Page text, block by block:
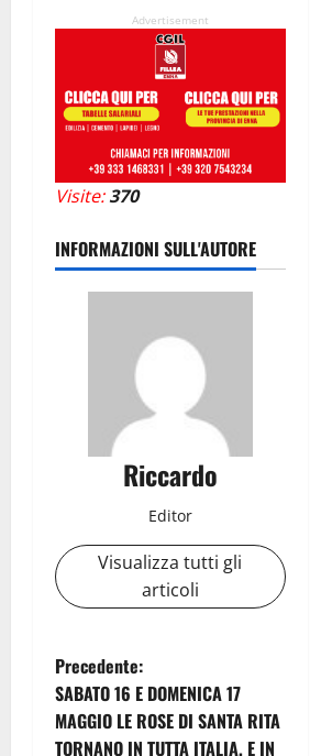
Advertisement
Visite:370
INFORMAZIONI SULL'AUTORE
Riccardo
Editor
Visualizza tutti gli
articoli
N
a
Precedente:
SABATO 16 E DOMENICA 17
MAGGIO LE ROSE DI SANTA RITA
TORNANO IN TUTTA ITALIA, E IN